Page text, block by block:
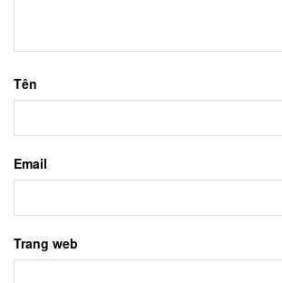
Tên
Email
Trang web